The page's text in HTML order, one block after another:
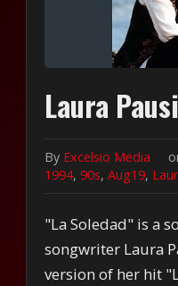
Laura
By Excelsio Media
1994,90s,Aug19,
"La Soledad" is a
songwriter Laura
version of her hit